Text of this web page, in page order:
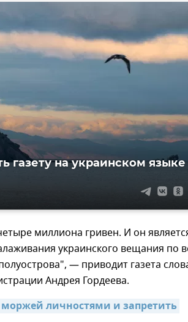
газету на украинском языке
миллиона гривен. И он
украинского вещания по
— приводит газета
Андрея Гордеева.
личностями и запретить